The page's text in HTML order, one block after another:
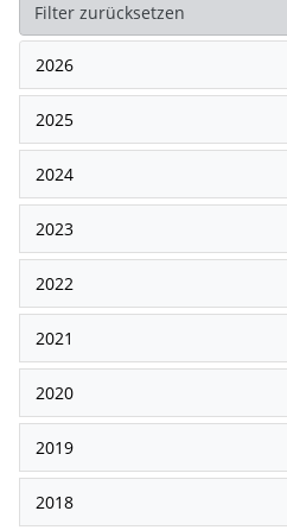
Filter zurücksetzen
2026
2025
2024
2023
2022
2021
2020
2019
2018